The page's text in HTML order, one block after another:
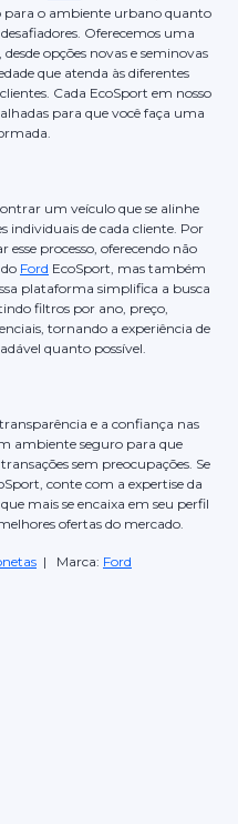
para o ambiente urbano quanto
Oferecemos uma
opções novas e seminovas
que atenda às diferentes
Cada EcoSport em nosso
para que você faça uma
um veículo que se alinhe
individuais de cada cliente. Por
esse processo, oferecendo não
Ford EcoSport, mas também
plataforma simplifica a busca
filtros por ano, preço,
tornando a experiência de
quanto possível.
e a confiança nas
ambiente seguro para que
sem preocupações. Se
conte com a expertise da
mais se encaixa em seu perfil
ofertas do mercado.
| Marca: Ford